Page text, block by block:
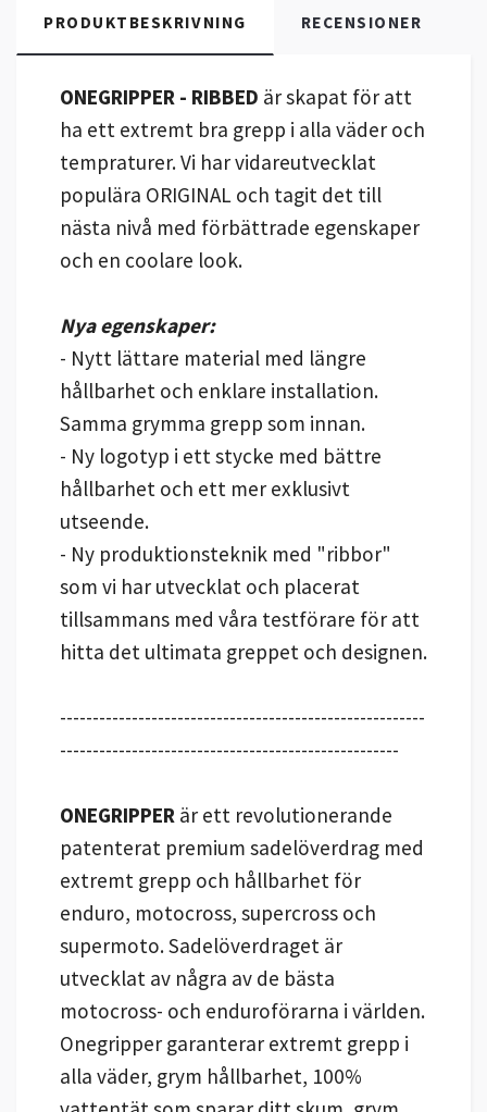
PRODUKTBESKRIVNING RECENSIONER
ONEGRIPPER - RIBBED är skapat för att
ha ett extremt bra grepp i alla väder och
tempraturer. Vi har vidareutvecklat
populära ORIGINAL och tagit det till
nästa nivå med förbättrade egenskaper
och en coolare look.
Nya egenskaper:
- Nytt lättare material med längre
hållbarhet och enklare installation.
Samma grymma grepp som innan.
- Ny logotyp i ett stycke med bättre
hållbarhet och ett mer exklusivt
utseende.
- Ny produktionsteknik med "ribbor"
som vi har utvecklat och placerat
tillsammans med våra testförare för att
hitta det ultimata greppet och designen.
--------------------------------------------------------
----------------------------------------------------
ONEGRIPPER är ett revolutionerande
patenterat premium sadelöverdrag med
extremt grepp och hållbarhet för
enduro, motocross, supercross och
supermoto. Sadelöverdraget är
utvecklat av några av de bästa
motocross- och enduroförarna i världen.
Onegripper garanterar extremt grepp i
alla väder, grym hållbarhet, 100%